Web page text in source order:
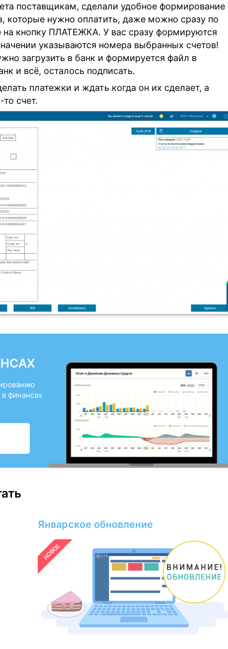
поставщикам, сделали удобное формирование
которые нужно оплатить, даже можно сразу по
на кнопку ПЛАТЕЖКА. У вас сразу формируются
указываются номера выбранных счетов!
загрузить в банк и формируется файл в
и всё, осталось подписать.
платежки и ждать когда он их сделает, а
счет.
финансах
Январское обновление